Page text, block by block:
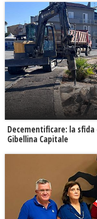
Decementificare: la
Gibellina Capitale